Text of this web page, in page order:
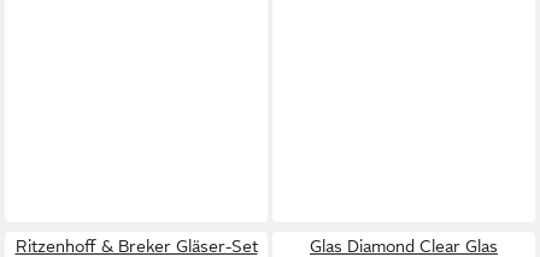
Ritzenhoff & Breker Gläser-Set
Glas Diamond Clear Glas